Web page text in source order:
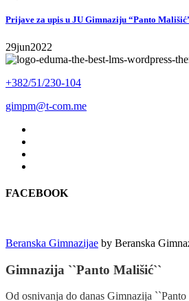
Prijave za upis u JU Gimnaziju “Panto
29jun2022
+382/51/230-104
gimpm@t-com.me
FACEBOOK
Beranska Gimnazijae by Beranska
Gimnazija ``Panto Mališić``
Od osnivanja do danas Gimnazija